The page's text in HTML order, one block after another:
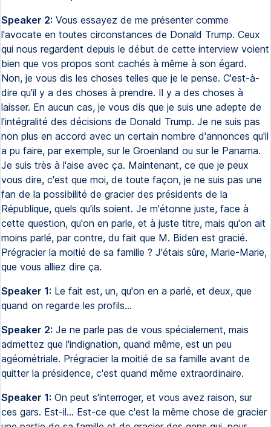
Speaker 2: Vous essayez de me présenter comme
l'avocate en toutes circonstances de Donald Trump. Ceux
qui nous regardent depuis le début de cette interview voient
bien que vos propos sont cachés à même à son égard.
Non, je vous dis les choses telles que je le pense. C'est-à-
dire qu'il y a des choses à prendre. Il y a des choses à
laisser. En aucun cas, je vous dis que je suis une adepte de
l'intégralité des décisions de Donald Trump. Je ne suis pas
non plus en accord avec un certain nombre d'annonces qu'il
a pu faire, par exemple, sur le Groenland ou sur le Panama.
Je suis très à l'aise avec ça. Maintenant, ce que je peux
vous dire, c'est que moi, de toute façon, je ne suis pas une
fan de la possibilité de gracier des présidents de la
République, quels qu'ils soient. Je m'étonne juste, face à
cette question, qu'on en parle, et à juste titre, mais qu'on ait
moins parlé, par contre, du fait que M. Biden est gracié.
Prégracier la moitié de sa famille ? J'étais sûre, Marie-Marie,
que vous alliez dire ça.
Speaker 1: Le fait est, un, qu'on en a parlé, et deux, que
quand on regarde les profils...
Speaker 2: Je ne parle pas de vous spécialement, mais
admettez que l'indignation, quand même, est un peu
agéométriale. Prégracier la moitié de sa famille avant de
quitter la présidence, c'est quand même extraordinaire.
Speaker 1: On peut s'interroger, et vous avez raison, sur
ces gars. Est-il... Est-ce que c'est la même chose de gracier